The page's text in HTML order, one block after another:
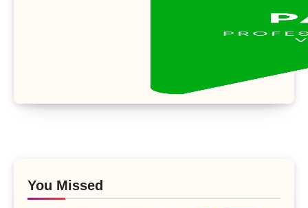
You Missed